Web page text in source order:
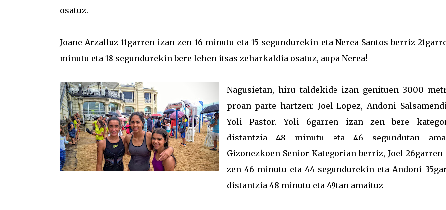
osatuz.
Joane Arzalluz 11garren izan zen 16 minutu eta 15 segundurekin eta Nerea Santos berriz
minutu eta 18 segundurekin bere lehen itsas zeharkaldia osatuz, aupa Nerea!
Nagusietan, hiru taldekide izan genituen 3000
proan parte hartzen: Joel Lopez, Andoni
Yoli Pastor. Yoli 6garren izan zen bere
distantzia 48 minutu eta 46 segundutan
Gizonezkoen Senior Kategorian berriz, Joel 26garren
zen 46 minutu eta 44 segundurekin eta Andoni
distantzia 48 minutu eta 49tan amaituz